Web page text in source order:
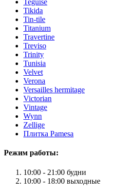
Teguise
Tikida
Tin-tile
Titanium
Travertine
Treviso
Trinity
Tunisia
Velvet
Verona
Versailles hermitage
Victorian
Vintage
Wynn
Zellige
Плитка Pamesa
Режим работы:
10:00 - 21:00 будни
10:00 - 18:00 выходные